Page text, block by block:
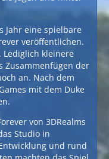
Jahr eine spielbare
veröffentlichen.
Lediglich kleinere
Zusammenfügen der
an. Nach dem
mit dem Duke
von 3DRealms
Studio in
und rund